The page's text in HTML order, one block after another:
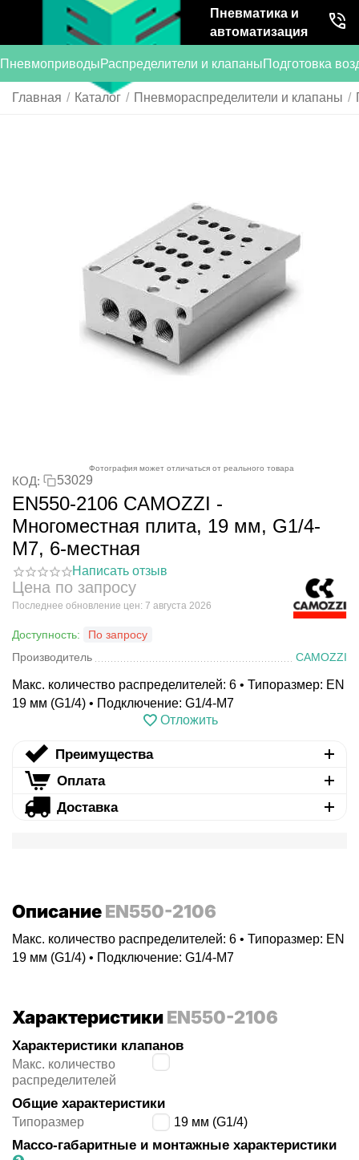
Пневматика и
автоматизация
ПневмоприводыРаспределители и клапаныПодготовка
Главная / Каталог / Пневмораспределители и клапаны /
Фотография может отличаться от реального товара
КОД: 53029
EN550-2106 CAMOZZI -
Многоместная плита, 19 мм, G1/4-
M7, 6-местная
Написать отзыв
Цена по запросу
Последнее обновление цен: 7 августа 2026
Доступность:
По запросу
Производитель
CAMOZZI
Макс. количество распределителей: 6 • Типоразмер: EN
19 мм (G1/4) • Подключение: G1/4-M7
Отложить
Преимущества
Оплата
Доставка
ОписаниеEN550-2106
Макс. количество распределителей: 6 • Типоразмер: EN
19 мм (G1/4) • Подключение: G1/4-M7
ХарактеристикиEN550-2106
Характеристики клапанов
Макс. количество
распределителей
Общие характеристики
Типоразмер EN 19 мм (G1/4)
Массо-габаритные и монтажные характеристики